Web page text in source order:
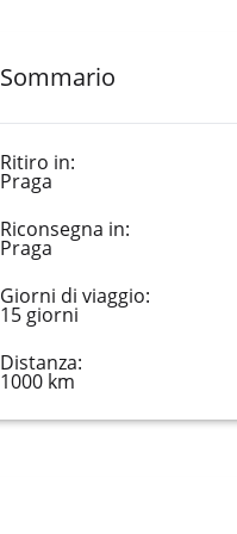
Sommario
Ritiro in:
Praga
Riconsegna in:
Praga
Giorni di viaggio:
15 giorni
Distanza:
1000 km